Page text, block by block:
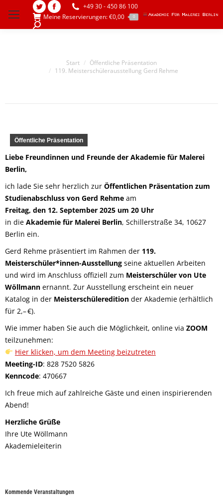
Twitter
page
Facebook
new
+49 30 - 450 86 100
Meine Reservierungen:€0,00 0
Search:
Sie befinden sich hier:
Start
Öffentliche Präsentation
119. Meisterschülerausstellung Gerd Rehme
Öffentliche Präsentation
Liebe Freundinnen und Freunde der Akademie für Malerei
Berlin,
ich lade Sie sehr herzlich zur Öffentlichen Präsentation zum
Studienabschluss von Gerd Rehme am
Freitag, den 12. September 2025 um 20 Uhr
in die Akademie für Malerei Berlin, Schillerstraße 34, 10627
Berlin ein.
Gerd Rehme präsentiert im Rahmen der 119.
Meisterschüler*innen-Ausstellung seine aktuellen Arbeiten
und wird im Anschluss offiziell zum Meisterschüler von Ute
Wöllmann ernannt. Zur Ausstellung erscheint ein neuer
Katalog in der Meisterschüleredition der Akademie (erhältlich
für 2,– €).
Wie immer haben Sie auch die Möglichkeit, online via ZOOM
teilzunehmen:
Hier klicken, um dem Meeting beizutreten
Meeting-ID: 828 7520 5826
Kenncode: 470667
Ich freue mich auf zahlreiche Gäste und einen inspirierenden
Abend!
Herzliche Grüße
Ihre Ute Wöllmann
Akademieleiterin
Kommende Veranstaltungen